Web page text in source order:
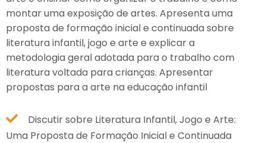
montar uma exposição de artes. Apresenta uma
proposta de formação inicial e continuada sobre
literatura infantil, jogo e arte e explicar a
metodologia geral adotada para o trabalho com
literatura voltada para crianças. Apresentar
propostas para a arte na educação infantil
Discutir sobre Literatura Infantil, Jogo e Arte:
Uma Proposta de Formação Inicial e Continuada